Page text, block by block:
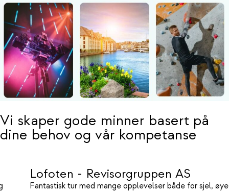
Vi skaper gode minner basert på
dine behov og vår kompetanse
Lofoten - Revisorgruppen AS
Fantastisk tur med mange opplevelser både for sjel, øye